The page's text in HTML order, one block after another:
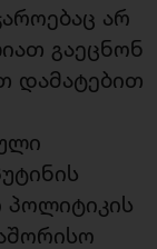
არ
გაეცნონ
დამატებით
პოლიტიკის